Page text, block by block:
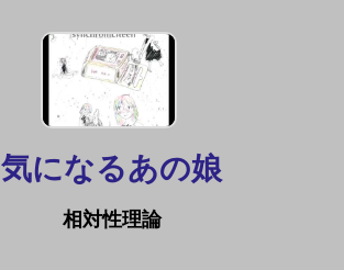
気になるあの娘
相対性理論